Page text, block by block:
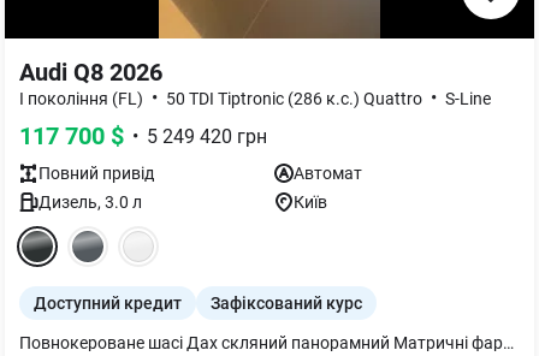
Audi Q8 2026
I покоління (FL) • 50 TDI Tiptronic (286 к.с.) Quattro • S-Line
117 700 $ • 5 249 420 грн
Повний привід
Автомат
Дизель, 3.0 л Київ
Доступний кредит Зафіксований курс
Повнокероване шасі Дах скляний панорамний Матричні фари HD Matrix з лазерними модулями Омивачем фар. Bang & Olufsen 3D Premium Sound System Підвіска адаптивна пневматична Додатковий захисний піддон двигуна Кермо 3-спицеве шкіряне з підігрівом Іонізатор та ароматизатор Шкіра Valcona/ Шкіра Cricket з перфорацією. Сидіння заднє plus Підігрів передніх і задніх сидінь Вентиляція і масаж Дзеркало внутрішнє з автом. затемненням безрамне Подушки безпеки бічні і система захисту голови Пакет оптичний чорний плюс Підлокітник централ. передній комфортний Audi Pre sense front Стеля в чорній тканині Захист від пилу додатковий Дзеркала з пам’яттю і автом. затемненням Елемент інтер’єру зверху у шкірі та елементи інтер’єру знизу Декор натуральна деревина ясень Задні ліхтарі цифрові OLED світлодіодні Клімат-контроль 4-зональний Audi virtual cockpit plus Світлодіодне освітлення зони посадки Гарантія 4 роки або 120 000 км Система попередж. про зміну смуги руху Пакет-асистент Паркування вкл. камери кругового огляду Комфортний ключ Екстер єр - пакет S line Фонова підсвітка plus Диски 5 W-подібних спиць сірий графіт, поліровані, R21. Засклення акустичне бічних вікон посилена шумоізоляція Адаптивний асистент швидкості Сервопривід зачинення дверей Audi smartphone interface Audi phone box light Рульова колонка з ел.привідом Спец. пропозиція з вигодою для покупця 9880евро!